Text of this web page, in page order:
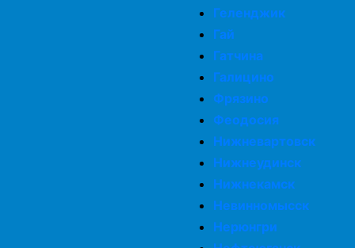
Геленджик
Гай
Гатчина
Галицино
Фрязино
Феодосия
Нижневартовск
Нижнеудинск
Нижнекамск
Невинномысск
Нерюнгри